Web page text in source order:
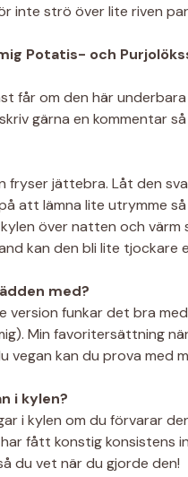
inte strö över lite riven
Potatis- och
får om den här
gärna en kommentar
fryser jättebra. Låt den
att lämna lite utrymme
över natten och
kan den bli lite tjockare
med?
version funkar det bra
Min favoritersättning
vegan kan du prova med
i kylen?
i kylen om du förvarar
fått konstig konsistens
du vet när du gjorde den!